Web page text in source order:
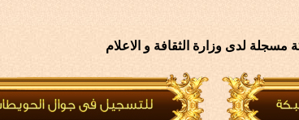
مسجلة لدى وزارة الثقافة و الاعلام